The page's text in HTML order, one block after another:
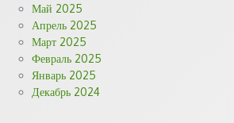
Май 2025
Апрель 2025
Март 2025
Февраль 2025
Январь 2025
Декабрь 2024